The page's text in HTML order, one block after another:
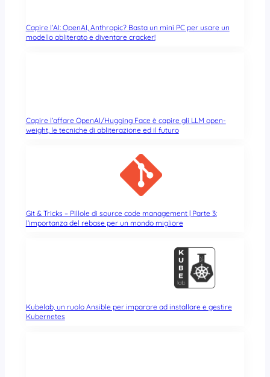
Capire l’AI: OpenAI, Anthropic? Basta un mini PC per usare un
modello abliterato e diventare cracker!
Capire l’affare OpenAI/Hugging Face è capire gli LLM open-
weight, le tecniche di abliterazione ed il futuro
Git & Tricks – Pillole di source code management | Parte 3:
l’importanza del rebase per un mondo migliore
Kubelab, un ruolo Ansible per imparare ad installare e gestire
Kubernetes